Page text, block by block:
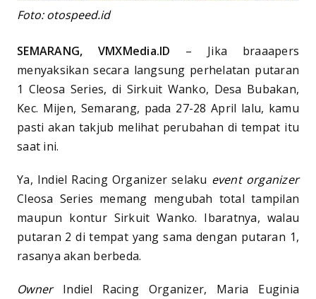
Foto: otospeed.id
SEMARANG, VMXMedia.ID – Jika braaapers
menyaksikan secara langsung perhelatan putaran
1 Cleosa Series, di Sirkuit Wanko, Desa Bubakan,
Kec. Mijen, Semarang, pada 27-28 April lalu, kamu
pasti akan takjub melihat perubahan di tempat itu
saat ini.
Ya, Indiel Racing Organizer selaku event organizer
Cleosa Series memang mengubah total tampilan
maupun kontur Sirkuit Wanko. Ibaratnya, walau
putaran 2 di tempat yang sama dengan putaran 1,
rasanya akan berbeda.
OwnerIndiel Racing Organizer, Maria Euginia